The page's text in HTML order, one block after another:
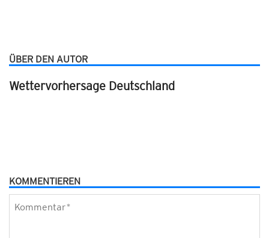
ÜBER DEN AUTOR
Wettervorhersage Deutschland
KOMMENTIEREN